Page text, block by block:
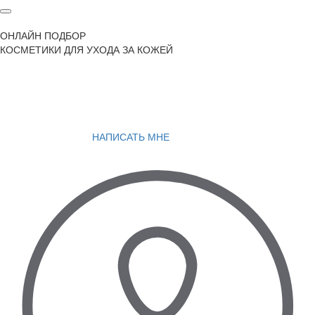
ОНЛАЙН ПОДБОР
КОСМЕТИКИ ДЛЯ УХОДА ЗА КОЖЕЙ
НАПИСАТЬ МНЕ